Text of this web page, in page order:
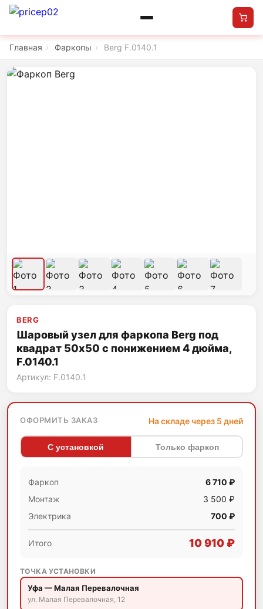
Главная › Фаркопы › Berg F.0140.1
BERG
Шаровый узел для фаркопа Berg под
квадрат 50х50 с понижением 4 дюйма,
F.0140.1
Артикул: F.0140.1
ОФОРМИТЬ ЗАКАЗ На складе через 5 дней
С установкой Только фаркоп
Фаркоп
6 710 ₽
Монтаж
3 500 ₽
Электрика
700 ₽
Итого 10 910 ₽
ТОЧКА УСТАНОВКИ
Уфа — Малая Перевалочная
ул. Малая Перевалочная, 12